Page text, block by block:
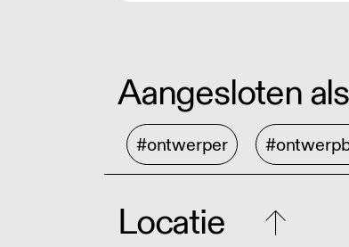
Aangesloten als
#ontwerper
Locatie